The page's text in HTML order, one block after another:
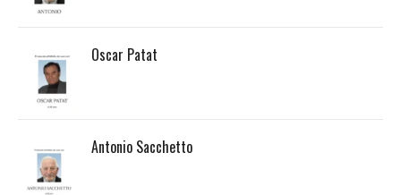
Oscar Patat
Antonio Sacchetto